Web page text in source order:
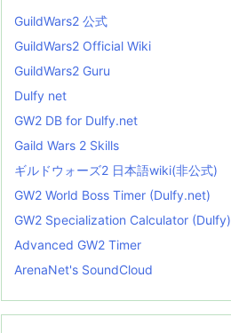
GuildWars2 公式
GuildWars2 Official Wiki
GuildWars2 Guru
Dulfy net
GW2 DB for Dulfy.net
Gaild Wars 2 Skills
ギルドウォーズ2 日本語wiki(非公式)
GW2 World Boss Timer (Dulfy.net)
GW2 Specialization Calculator (Dulfy)
Advanced GW2 Timer
ArenaNet's SoundCloud